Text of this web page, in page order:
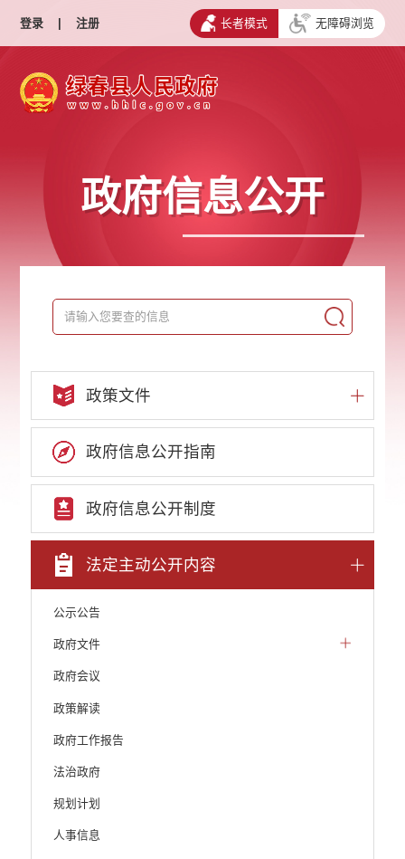
登录 | 注册 长者模式 无障碍浏览
政府信息公开
政策文件
政府信息公开指南
政府信息公开制度
法定主动公开内容
公示公告
政府文件
政府会议
政策解读
政府工作报告
法治政府
规划计划
人事信息